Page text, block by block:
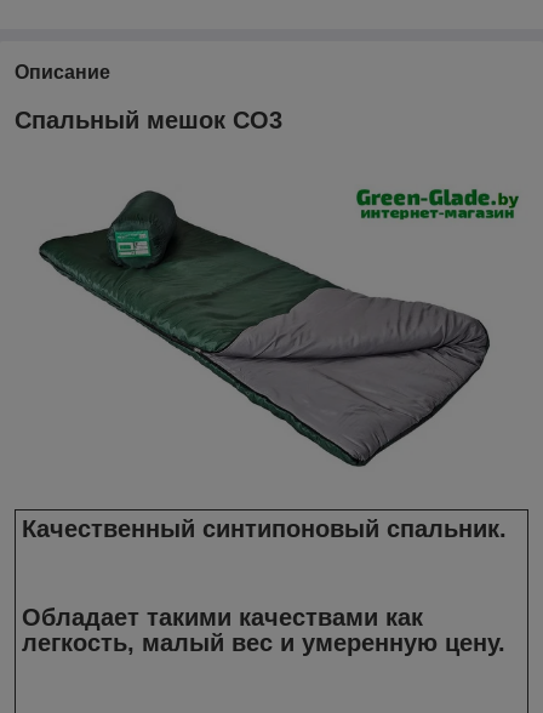
Описание
Спальный мешок СО3
Качественный синтипоновый спальник.
Обладает такими качествами как
легкость, малый вес и умеренную цену.